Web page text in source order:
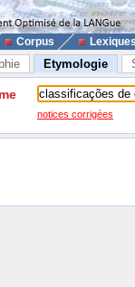
Corpus
Etymologie
notices corrigées